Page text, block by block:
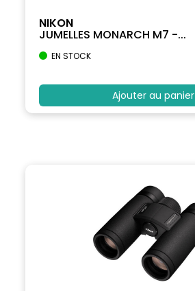
NIKON
JUMELLES MONARCH M7 -...
EN STOCK
Ajouter au panier